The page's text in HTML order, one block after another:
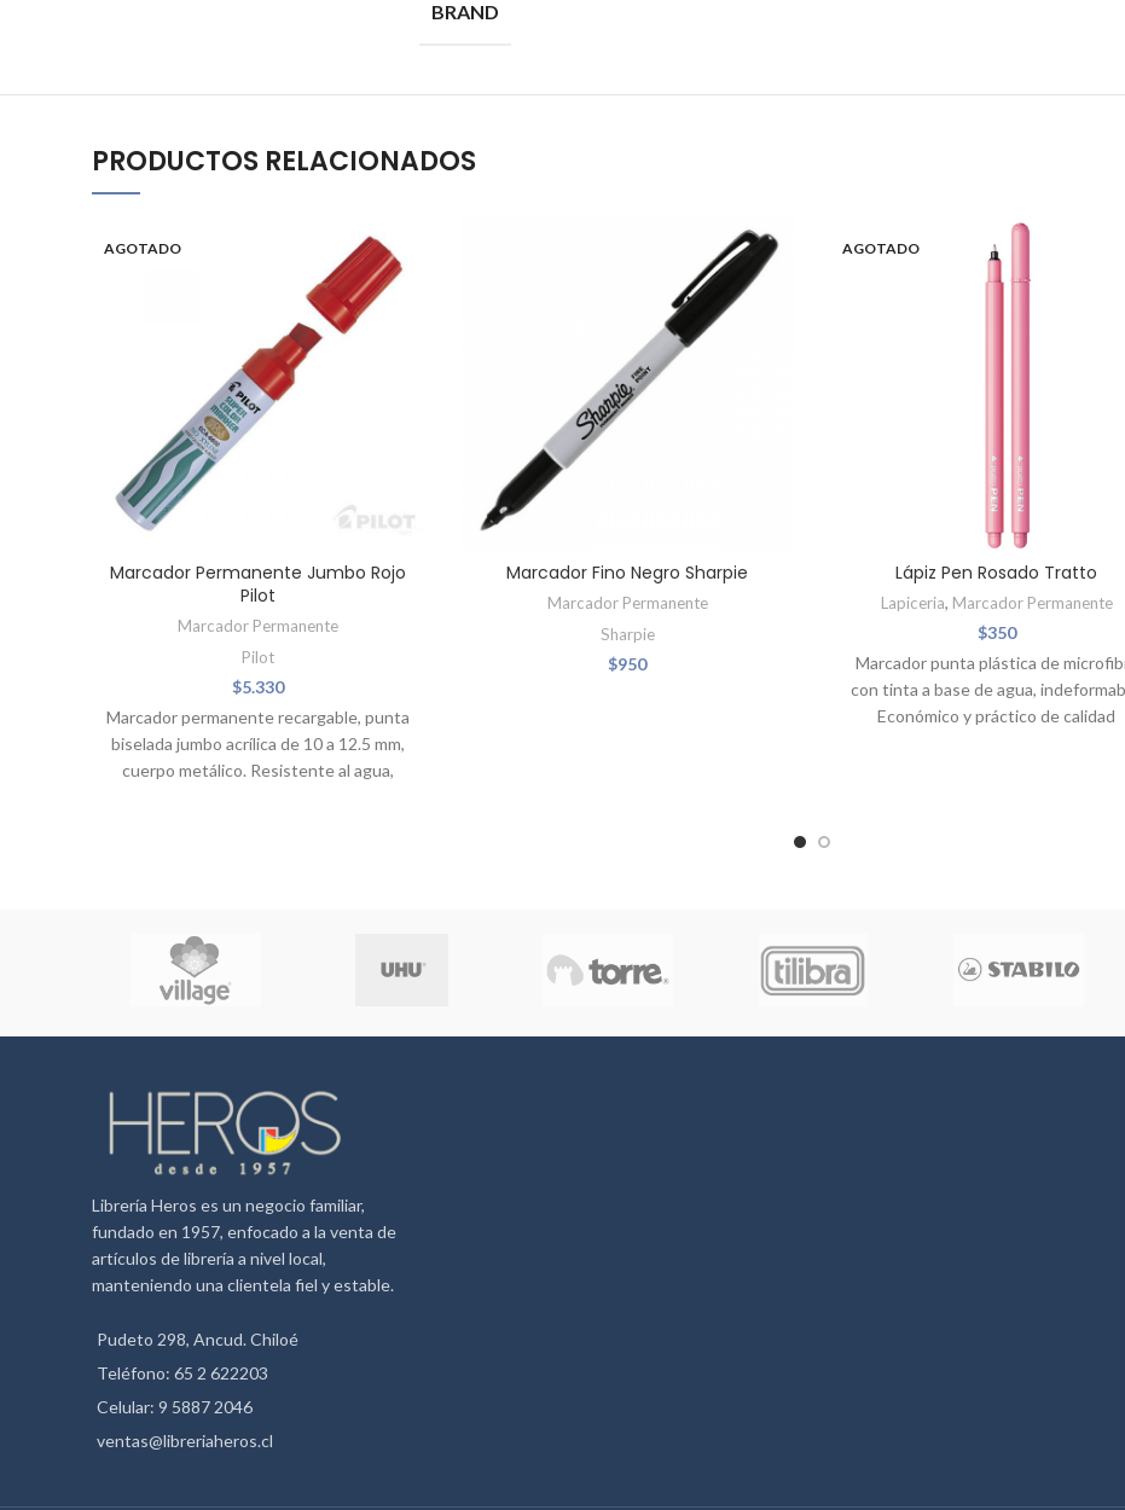
BRAND
PRODUCTOS RELACIONADOS
AGOTADO
Marcador Permanente Jumbo Rojo
Pilot
Marcador Permanente
Pilot
$5.330
Marcador permanente recargable, punta
biselada jumbo acrílica de 10 a 12.5 mm,
cuerpo metálico. Resistente al agua,
Marcador Fino Negro Sharpie
Marcador Permanente
Sharpie
$950
AGOTADO
Lápiz Pen Rosado Tratto
Lapiceria, Marcador Permanente
$350
Marcador punta plástica de
con tinta a base de agua,
Económico y práctico de calidad
Librería Heros es un negocio familiar,
fundado en 1957, enfocado a la venta de
artículos de librería a nivel local,
manteniendo una clientela fiel y estable.
Pudeto 298, Ancud. Chiloé
Teléfono: 65 2 622203
Celular: 9 5887 2046
ventas@libreriaheros.cl